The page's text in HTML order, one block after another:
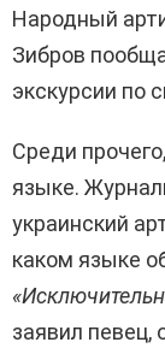
Народный
Зибров
экскурсии по
Среди
языке.
украинский
каком языке
заявил певец,